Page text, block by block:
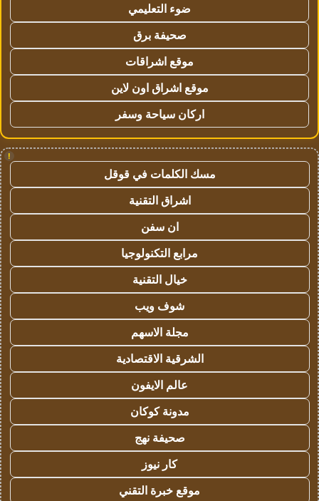
ضوء التعليمي
صحيفة برق
موقع اشراقات
موقع اشراق اون لاين
اركان سياحة وسفر
!
مسك الكلمات في قوقل
اشراق التقنية
ان سفن
مرابع التكنولوجيا
خيال التقنية
شوف ويب
مجلة الاسهم
الشرقية الاقتصادية
عالم الايفون
مدونة كوكان
صحيفة نهج
كار نيوز
موقع خبرة التقني